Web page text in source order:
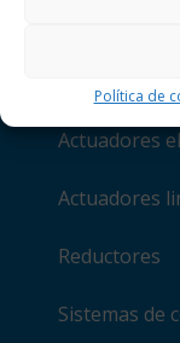
Política de
+34 913 717
Actuadores
Actuadores
Reductores
Sistemas de